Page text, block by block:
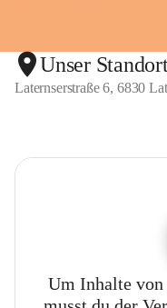
Unser
Laternserstraße 6, 6830
Um Inhalte von